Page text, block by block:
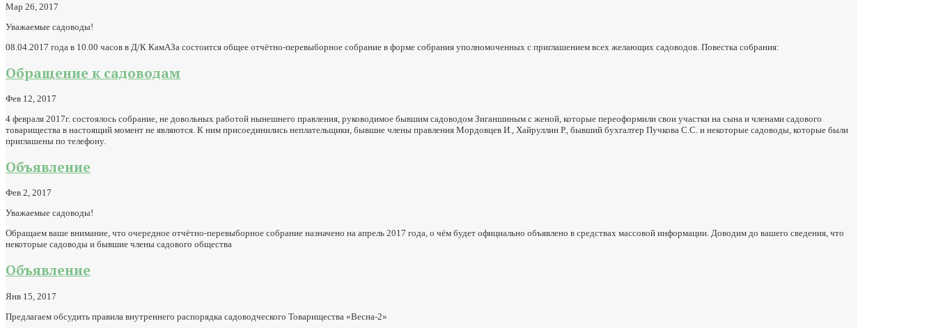
Мар 26, 2017
Уважаемые садоводы!
08.04.2017 года в 10.00 часов в Д/К КамАЗа состоится общее отчётно-перевыборное собрание в форме собрания уполномоченных с приглашением всех желающих садоводов. Повестка собрания:
Обращение к садоводам
Фев 12, 2017
4 февраля 2017г. состоялось собрание, не довольных работой нынешнего правления, руководимое бывшим садоводом Зиганшиным с женой, которые переоформили свои участки на сына и членами садового
товарищества в настоящий момент не являются. К ним присоединились неплательщики, бывшие члены правления Мордовцев И., Хайруллин Р., бывший бухгалтер Пучкова С.С. и некоторые садоводы, которые были
приглашены по телефону.
Объявление
Фев 2, 2017
Уважаемые садоводы!
Обращаем ваше внимание, что очередное отчётно-перевыборное собрание назначено на апрель 2017 года, о чём будет официально объявлено в средствах массовой информации. Доводим до вашего сведения, что
некоторые садоводы и бывшие члены садового общества
Объявление
Янв 15, 2017
Предлагаем обсудить правила внутреннего распорядка садоводческого Товарищества «Весна-2»